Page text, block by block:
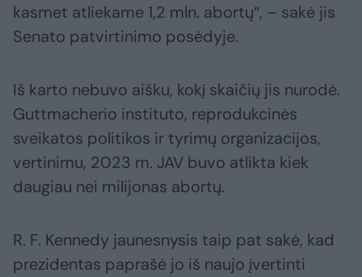
kasmet atliekame 1,2 mln. abortų“, – sakė jis
Senato patvirtinimo posėdyje.
Iš karto nebuvo aišku, kokį skaičių jis nurodė.
Guttmacherio instituto, reprodukcinės
sveikatos politikos ir tyrimų organizacijos,
vertinimu, 2023 m. JAV buvo atlikta kiek
daugiau nei milijonas abortų.
R. F. Kennedy jaunesnysis taip pat sakė, kad
prezidentas paprašė jo iš naujo įvertinti